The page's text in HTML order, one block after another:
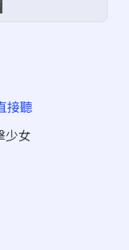
接聽
少女